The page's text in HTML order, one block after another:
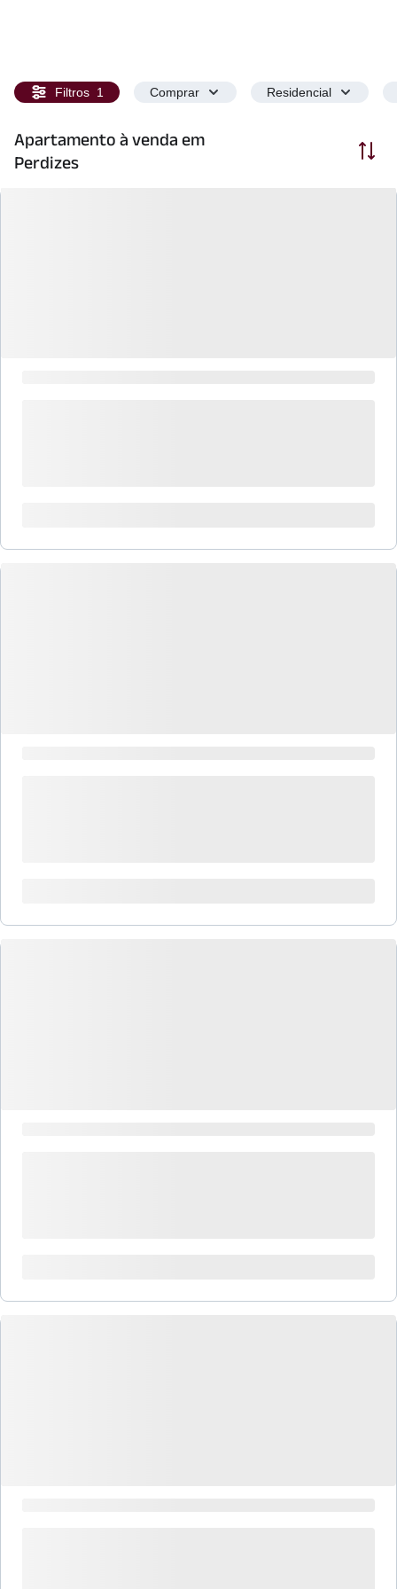
Filtros 1 Comprar Residencial
Apartamento à venda em
Perdizes
Ordenar